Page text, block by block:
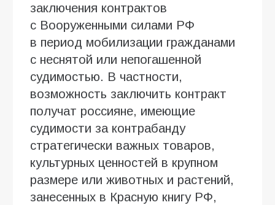
заключения контрактов
с Вооруженными силами РФ
в период мобилизации гражданами
с неснятой или непогашенной
судимостью. В частности,
возможность заключить контракт
получат россияне, имеющие
судимости за контрабанду
стратегически важных товаров,
культурных ценностей в крупном
размере или животных и растений,
занесенных в Красную книгу РФ,